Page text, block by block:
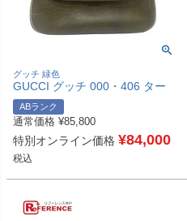
グッチ 緑色
GUCCI グッチ 000・406 ター
ンロック バンブー カバン トー
トバッグ フラップ ハンドバッ
グ レザー レディース カーキ
【中古】
ABランク
通常価格 ¥85,800
特別オンライン価格 ¥84,000
税込